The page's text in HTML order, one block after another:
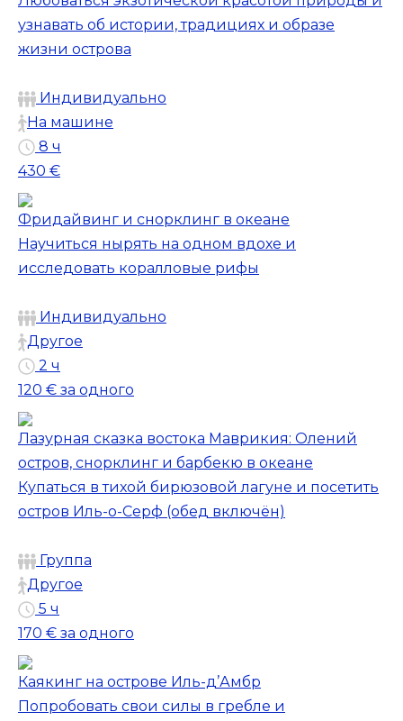
узнавать об истории, традициях и образе
жизни острова
Индивидуально
На машине
8 ч
430 €
Фридайвинг и снорклинг в океане
Научиться нырять на одном вдохе и
исследовать коралловые рифы
Индивидуально
Другое
2 ч
120 € за одного
Лазурная сказка востока Маврикия: Олений
остров, снорклинг и барбекю в океане
Купаться в тихой бирюзовой лагуне и посетить
остров Иль-о-Серф (обед включён)
Группа
Другое
5 ч
170 € за одного
Каякинг на острове Иль-д’Амбр
Попробовать свои силы в гребле и